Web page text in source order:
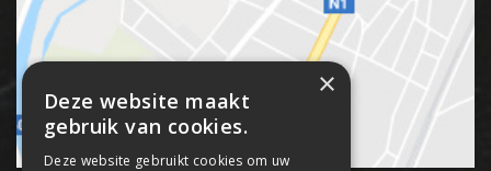
×
Deze website maakt
gebruik van cookies.
Deze website gebruikt cookies om uw